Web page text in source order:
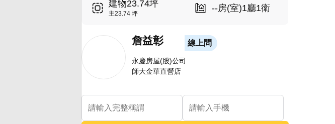
建物23.74坪
主23.74 坪
--房(室)1廳1衛
詹益彰 線上問
永慶房屋(股)公司
師大金華直營店